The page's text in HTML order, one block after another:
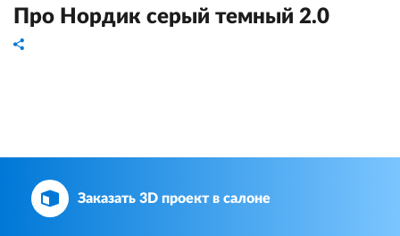
Про Нордик серый темный 2.0
Заказать 3D проект в салоне